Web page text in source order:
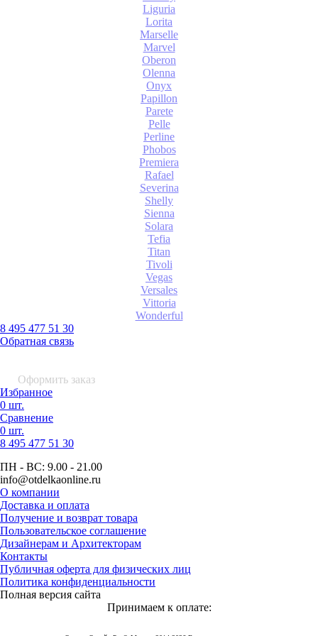
Liguria
Lorita
Marselle
Marvel
Oberon
Olenna
Onyx
Papillon
Parete
Pelle
Perline
Phobos
Premiera
Rafael
Severina
Shelly
Sienna
Solara
Tefia
Titan
Tivoli
Vegas
Versales
Vittoria
Wonderful
8 495 477 51 30
Обратная связь
Оформить заказ
Избранное
0 шт.
Сравнение
0 шт.
8 495 477 51 30
ПН - ВС: 9.00 - 21.00
info@otdelkaonline.ru
О компании
Доставка и оплата
Получение и возврат товара
Пользовательское соглашение
Дизайнерам и Архитекторам
Контакты
Публичная оферта для физических лиц
Политика конфиденциальности
Полная версия сайта
Принимаем к оплате: